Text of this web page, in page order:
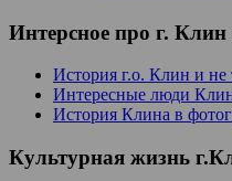
Интерсное про г. Клин
История г.о. Клин и не
Интересные люди
История Клина в
Культурная жизнь